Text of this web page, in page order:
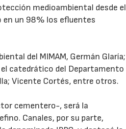
medioambiental desde el
en un 98% los efluentes
del MIMAM, Germán Glaría;
el catedrático del Departamento
Vicente Cortés, entre otros.
cementero-, será la
Canales, por su parte,